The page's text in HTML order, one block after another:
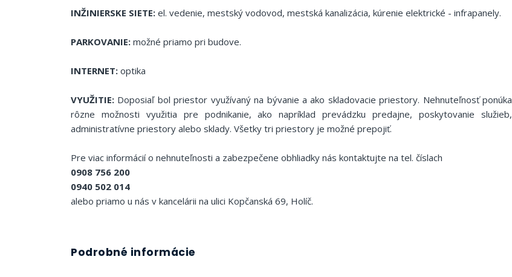
INŽINIERSKE SIETE: el. vedenie, mestský vodovod, mestská kanalizácia, kúrenie elektrické - infrapanely.
PARKOVANIE: možné priamo pri budove.
INTERNET: optika
VYUŽITIE: Doposiaľ bol priestor využívaný na bývanie a ako skladovacie priestory. Nehnuteľnosť ponúka
rôzne možnosti využitia pre podnikanie, ako napríklad prevádzku predajne, poskytovanie služieb,
administratívne priestory alebo sklady. Všetky tri priestory je možné prepojiť.
Pre viac informácií o nehnuteľnosti a zabezpečene obhliadky nás kontaktujte na tel. číslach
0908 756 200
0940 502 014
alebo priamo u nás v kancelárii na ulici Kopčanská 69, Holíč.
Podrobné informácie